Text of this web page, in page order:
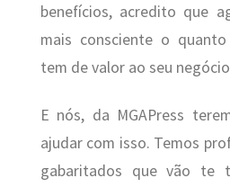
benefícios, acredito que
mais consciente o
tem de valor ao seu
E nós, da MGAPress
ajudar com isso. Temos
gabaritados que vão te